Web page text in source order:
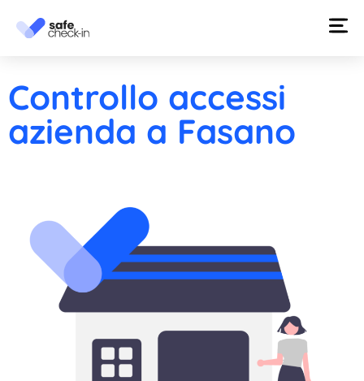
Controllo accessi
azienda a Fasano